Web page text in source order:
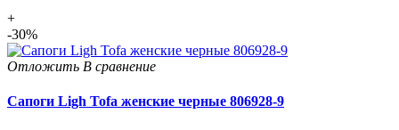
+
-30%
Отложить В сравнение
Сапоги Ligh Tofa женские черные 806928-9